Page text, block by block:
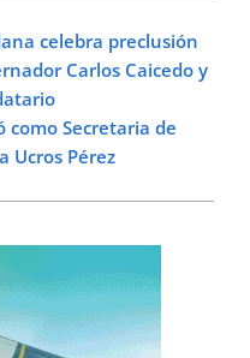
celebra preclusión
Carlos Caicedo y
como Secretaria de
Ucros Pérez